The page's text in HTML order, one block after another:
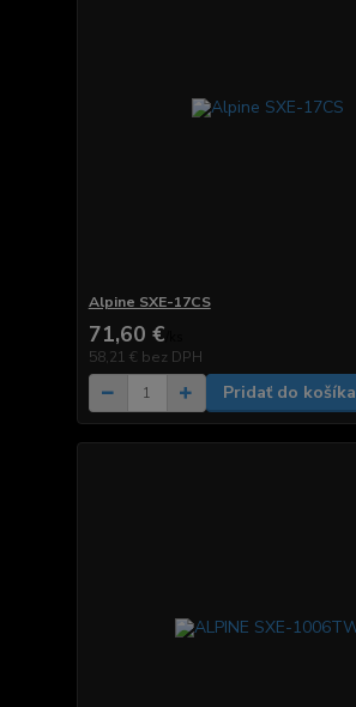
Alpine SXE-17CS
71,60 €
58,21 € bez DPH
Pridať do košíka